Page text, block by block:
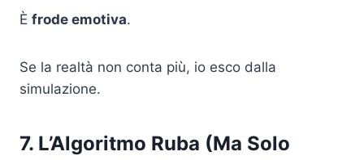
È frode emotiva.
Se la realtà non conta più, io esco dalla
simulazione.
7. L’Algoritmo Ruba (Ma Solo